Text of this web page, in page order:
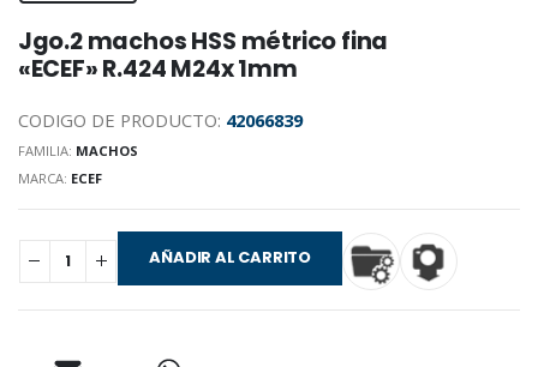
Jgo.2 machos HSS métrico fina
«ECEF» R.424 M24x 1mm
CODIGO DE PRODUCTO: 42066839
FAMILIA: MACHOS
MARCA: ECEF
AÑADIR AL CARRITO